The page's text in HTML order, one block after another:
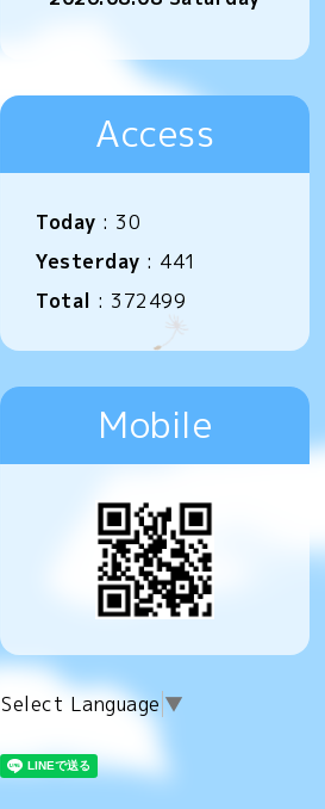
Access
Today : 30
Yesterday : 441
Total : 372499
Mobile
Select Language ▼